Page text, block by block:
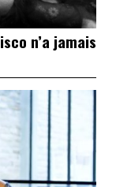
n’a jamais